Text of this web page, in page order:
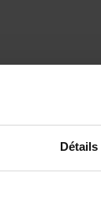
Détails
touches et un
avec de